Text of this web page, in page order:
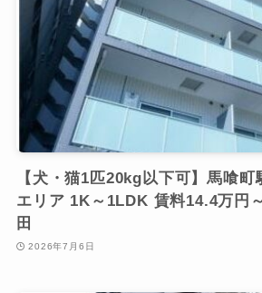
【犬・猫1匹20kg以下可】馬喰
エリア 1K～1LDK 賃料14.4万円
田
2026年7月6日